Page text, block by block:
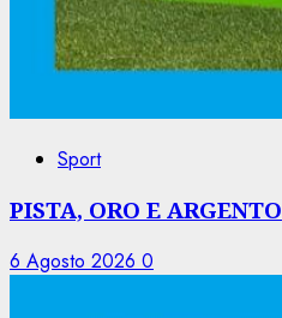
Sport
PISTA, ORO E ARGENTO
6 Agosto 2026 0